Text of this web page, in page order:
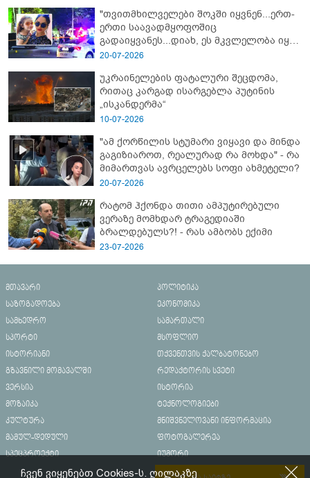
"თვითმხილველები შოკში იყვნენ...ერთ-
ერთი საავადმყოფოშიც
გადაიყვანეს...დიახ, ეს მკვლელობა იყო"
- გორში დატრიალებული ტრაგედიის
20-07-2026
უკრაინელების ფატალური შეცდომა,
რითაც კარგად ისარგებლა პუტინის
„ისკანდერმა“
10-07-2026
"ამ ქორწილის სტუმარი ვიყავი და მინდა
გაგიზიაროთ, რეალურად რა მოხდა" - რა
მიმართვას ავრცელებს სოფი ახმეტელი?
20-07-2026
რატომ ჰქონდა თითი ამპუტირებული
ვერაზე მომხდარ ტრაგედიაში
ბრალდებულს?! - რას ამბობს ექიმი
23-07-2026
მთავარი
პოლიტიკა
საზოგადოება
ეკონომიკა
სამხედრო
სამართალი
სპორტი
მსოფლიო
ისტორიანი
თქვენთვის ქალბატონებო
გზავნილი მომავალში
რედაქტორის სვეტი
ვერსია
ისტორია
მოზაიკა
ტექნოლოგიები
კულტურა
მნიშვნელოვანი ინფორმაცია
მამულ-დედული
ფოტოგალერეა
სპეცპროექტი
იუმორი
ჩვენ ვიყენებთ Cookies-ს. ღილაკზე